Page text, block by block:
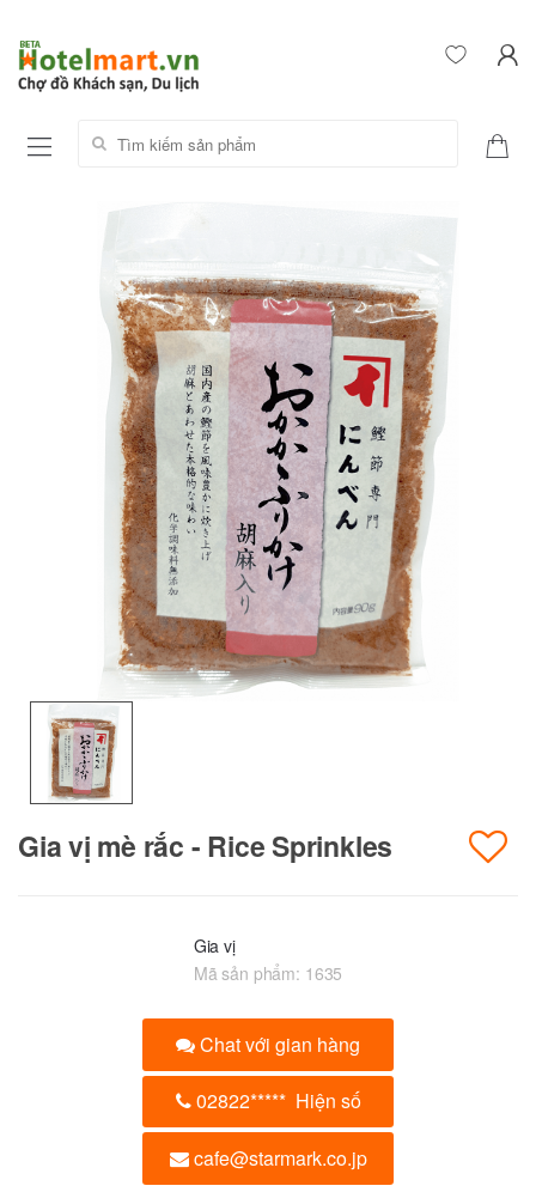
Tìm kiếm sản phẩm:
Gia vị mè rắc - Rice Sprinkles
Gia vị
Mã sản phẩm: 1635
Chat với gian hàng
02822***** Hiện số
cafe@starmark.co.jp